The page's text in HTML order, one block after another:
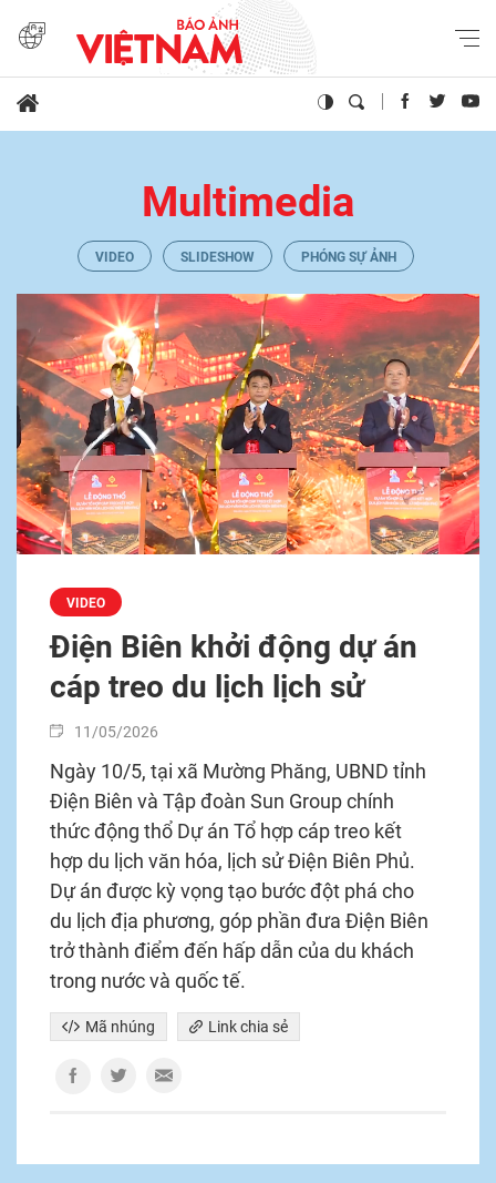
Multimedia
VIDEO SLIDESHOW PHÓNG SỰ ẢNH
VIDEO
Điện Biên khởi động dự án
cáp treo du lịch lịch sử
11/05/2026
Ngày 10/5, tại xã Mường Phăng, UBND tỉnh
Điện Biên và Tập đoàn Sun Group chính
thức động thổ Dự án Tổ hợp cáp treo kết
hợp du lịch văn hóa, lịch sử Điện Biên Phủ.
Dự án được kỳ vọng tạo bước đột phá cho
du lịch địa phương, góp phần đưa Điện Biên
trở thành điểm đến hấp dẫn của du khách
trong nước và quốc tế.
Mã nhúng Link chia sẻ